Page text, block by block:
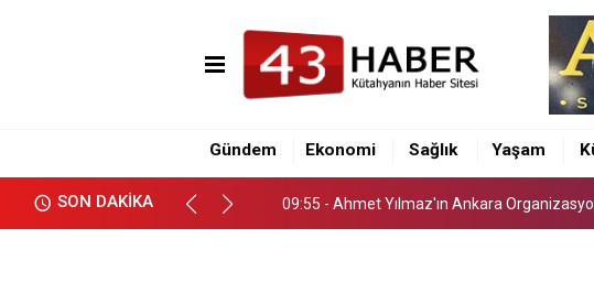
Gündem Ekonomi Sağlık Yaşam
SON DAKİKA
09:55 - Ahmet Yılmaz'ın Ankara
11:36 - Kütahya Şehir Hastanesinde Dünya
11:26 - Şehir Hastanesinde Dr. Ali Şen
09:55 - Ahmet Yılmaz'ın Ankara